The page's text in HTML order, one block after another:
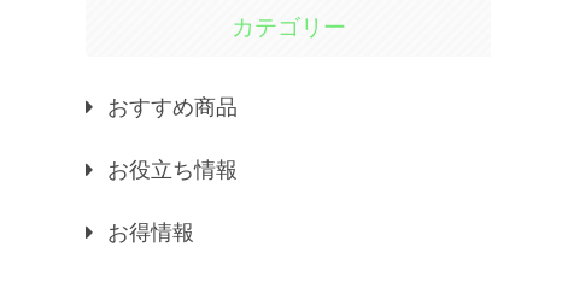
カテゴリー
おすすめ商品
お役立ち情報
お得情報